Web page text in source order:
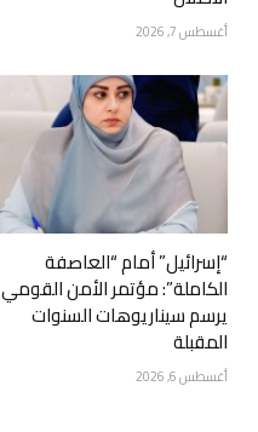
أغسطس 7, 2026
“إسرائيل” أمام “العاصفة
الكاملة”: مؤتمر الأمن القومي
يرسم سيناريوهات السنوات
المقبلة
أغسطس 6, 2026